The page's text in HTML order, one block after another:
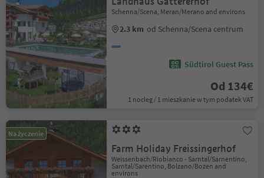
Schenna/Scena, Meran/Merano and environs
2.3 km od Schenna/Scena centrum
Südtirol Guest Pass
Od 134€
1 nocleg / 1 mieszkanie w tym podatek VAT
Na życzenie
Farm Holiday Freissingerhof
Weissenbach/Riobianco - Sarntal/Sarnentino,
Sarntal/Sarentino, Bolzano/Bozen and
environs